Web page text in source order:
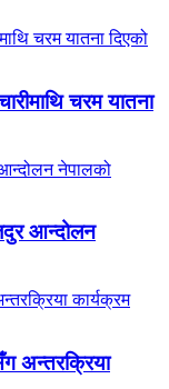
चरम यातना
आन्दोलन
अन्तरक्रिया